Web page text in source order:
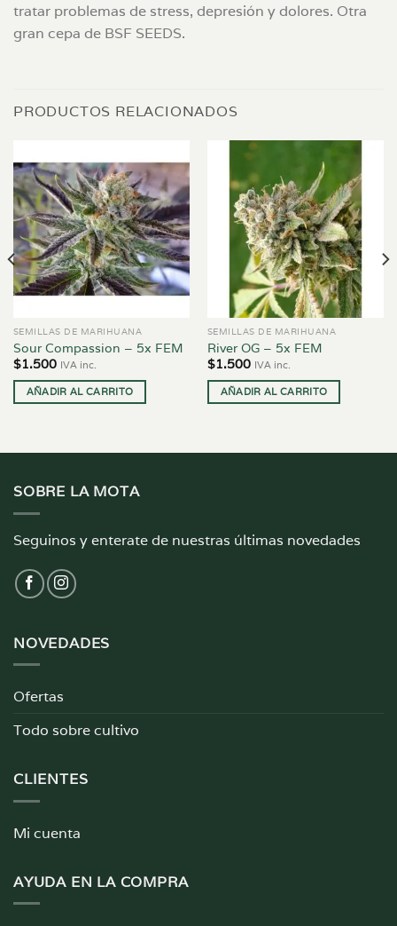
tratar problemas de stress, depresión y dolores. Otra
gran cepa de BSF SEEDS.
PRODUCTOS RELACIONADOS
SEMILLAS DE MARIHUANA
Sour Compassion – 5x FEM
$1.500 IVA inc.
AÑADIR AL CARRITO
SEMILLAS DE MARIHUANA
River OG – 5x FEM
$1.500 IVA inc.
AÑADIR AL CARRITO
SOBRE LA MOTA
Seguinos y enterate de nuestras últimas novedades
NOVEDADES
Ofertas
Todo sobre cultivo
CLIENTES
Mi cuenta
AYUDA EN LA COMPRA